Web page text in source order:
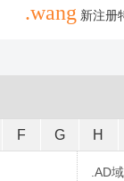
.wang 新注册
F G H
.AD